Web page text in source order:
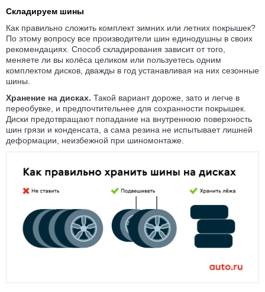
Складируем шины
Как правильно сложить комплект зимних или летних покрышек?
По этому вопросу все произво­дители шин едино­душны в своих
реко­мендациях. Способ складиро­вания зависит от того,
меняете ли вы колёса целиком или пользуетесь одним
комплектом дисков, дважды в год устанав­ливая на них сезонные
шины.
Хранение на дисках. Такой вариант дороже, зато и легче в
переобувке, и предпочти­тель­нее для сохранности покрышек.
Диски предотвращают попадание на внутреннюю поверх­ность
шин грязи и конденсата, а сама резина не испытывает лишней
деформации, неизбежной при шиномонтаже.